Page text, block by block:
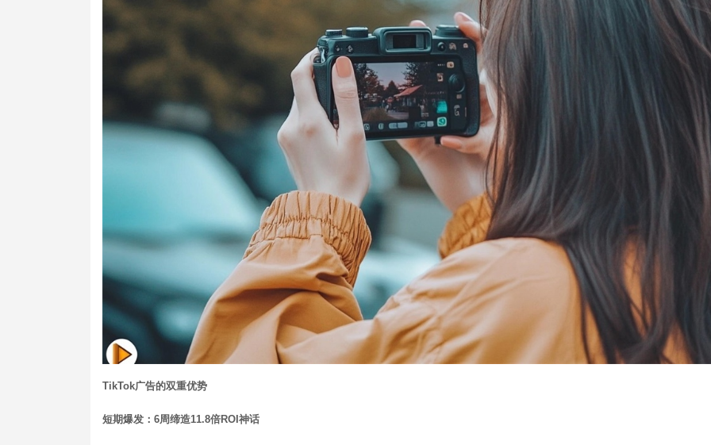
TikTok广告的双重优势
短期爆发：6周缔造11.8倍ROI神话